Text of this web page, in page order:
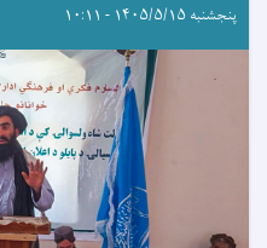
پنجشنبه ۱۴۰۵/۵/۱۵ - ۱۰:۱۱